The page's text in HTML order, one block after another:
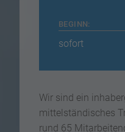
BEGINN:
sofort
Wir sind ein
mittelständisches
rund 65